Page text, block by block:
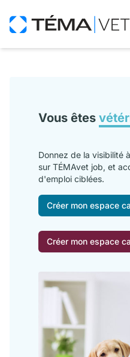
Vous êtes
Donnez de la visibilité
sur TÉMAvet job, et
d'emploi ciblées.
Créer mon espace
Créer mon espace